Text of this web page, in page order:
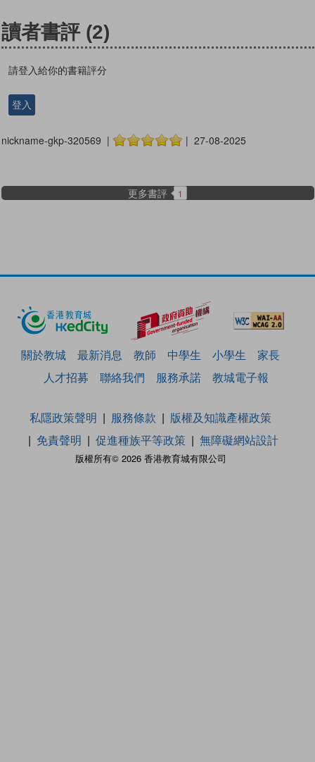
讀者書評 (2)
請登入給你的書籍評分
登入
nickname-gkp-320569 | | 27-08-2025
更多書評 1
關於教城 最新消息 教師 中學生 小學生
家長
人才招募
聯絡我們 服務承諾 教城電子報
版權所有© 2026 香港教育城有限公司
私隱政策聲明 服務條款
版權及知識產權政策
免責聲明
促進種族平等政策 無障礙網站設計